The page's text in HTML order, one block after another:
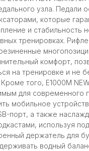
узла. Педали
которые
и стабильность
тренировках.
комфорт,
на тренировке и не
того, E1000M
для современного
мобильное
порт, а также
используя
держатель для
водный